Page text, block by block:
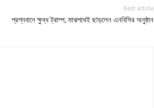
Next article
প্রশ্নবানে ক্ষুব্ধ ট্রাম্প, মাঝপথেই ছাড়লেন এনবিসির অনুষ্ঠান